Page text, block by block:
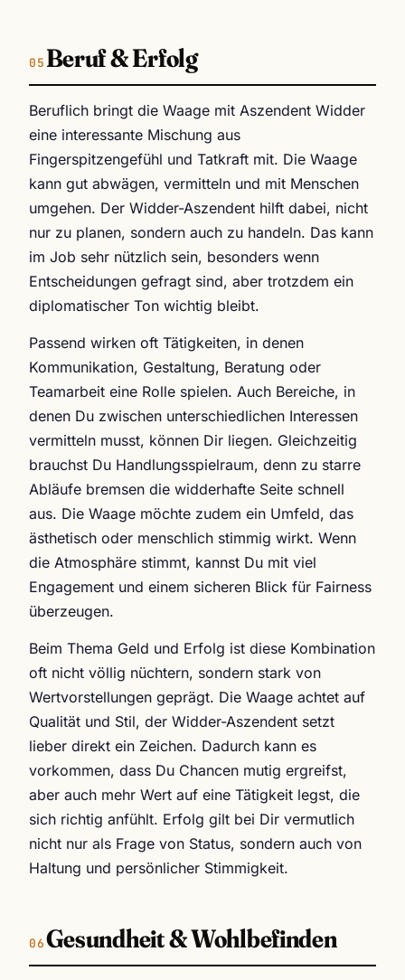
Beruf & Erfolg
Beruflich bringt die Waage mit Aszendent Widder
eine interessante Mischung aus
Fingerspitzengefühl und Tatkraft mit. Die Waage
kann gut abwägen, vermitteln und mit Menschen
umgehen. Der Widder-Aszendent hilft dabei, nicht
nur zu planen, sondern auch zu handeln. Das kann
im Job sehr nützlich sein, besonders wenn
Entscheidungen gefragt sind, aber trotzdem ein
diplomatischer Ton wichtig bleibt.
Passend wirken oft Tätigkeiten, in denen
Kommunikation, Gestaltung, Beratung oder
Teamarbeit eine Rolle spielen. Auch Bereiche, in
denen Du zwischen unterschiedlichen Interessen
vermitteln musst, können Dir liegen. Gleichzeitig
brauchst Du Handlungsspielraum, denn zu starre
Abläufe bremsen die widderhafte Seite schnell
aus. Die Waage möchte zudem ein Umfeld, das
ästhetisch oder menschlich stimmig wirkt. Wenn
die Atmosphäre stimmt, kannst Du mit viel
Engagement und einem sicheren Blick für Fairness
überzeugen.
Beim Thema Geld und Erfolg ist diese Kombination
oft nicht völlig nüchtern, sondern stark von
Wertvorstellungen geprägt. Die Waage achtet auf
Qualität und Stil, der Widder-Aszendent setzt
lieber direkt ein Zeichen. Dadurch kann es
vorkommen, dass Du Chancen mutig ergreifst,
aber auch mehr Wert auf eine Tätigkeit legst, die
sich richtig anfühlt. Erfolg gilt bei Dir vermutlich
nicht nur als Frage von Status, sondern auch von
Haltung und persönlicher Stimmigkeit.
Gesundheit & Wohlbefinden